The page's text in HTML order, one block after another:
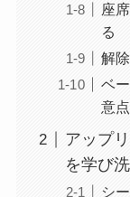
座
る
解
ベ
意点
アップ
を学び
シ